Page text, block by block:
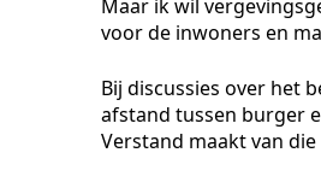
Maar ik wil
voor de inwoners en
Bij discussies over het
afstand tussen burger
Verstand maakt van